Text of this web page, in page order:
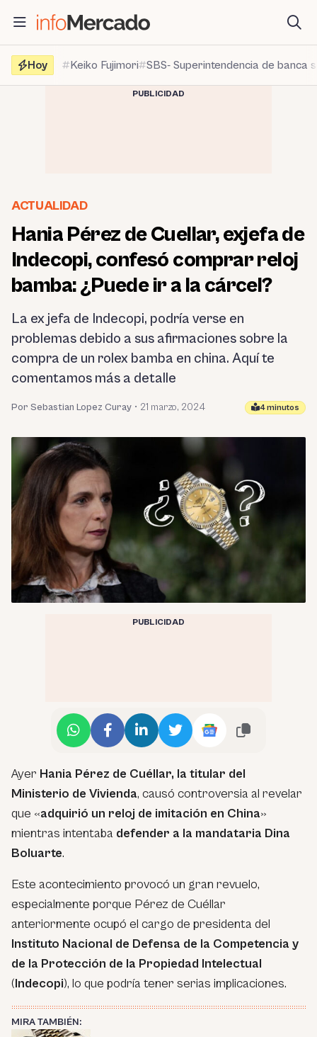
contenido
Hoy
Keiko Fujimori SBS- Superintendencia de banca
PUBLICIDAD
ACTUALIDAD
Hania Pérez de Cuellar, exjefa de
Indecopi, confesó comprar reloj
bamba: ¿Puede ir a la cárcel?
La ex jefa de Indecopi, podría verse en
problemas debido a sus afirmaciones sobre la
compra de un rolex bamba en china. Aquí te
comentamos más a detalle
Por Sebastian Lopez Curay • 21 marzo, 2024 4 minutos
PUBLICIDAD
Ayer Hania Pérez de Cuéllar, la titular del
Ministerio de Vivienda, causó controversia al revelar
que «adquirió un reloj de imitación en China»
mientras intentaba defender a la mandataria Dina
Boluarte.
Este acontecimiento provocó un gran revuelo,
especialmente porque Pérez de Cuéllar
anteriormente ocupó el cargo de presidenta del
Instituto Nacional de Defensa de la Competencia y
de la Protección de la Propiedad Intelectual
(Indecopi), lo que podría tener serias implicaciones.
MIRA TAMBIÉN: